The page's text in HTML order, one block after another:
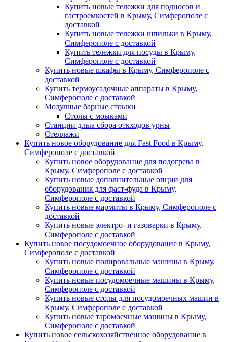
Купить новые тележки для подносов и
гастроемкостей в Крыму, Симферополе с
доставкой
Купить новые тележки шпильки в Крыму,
Симферополе с доставкой
Купить тележки для посуды в Крыму,
Симферополе с доставкой
Купить новые шкафы в Крыму, Симферополе с
доставкой
Купить термоусадочные аппараты в Крыму,
Симферополе с доставкой
Модулные барные стоыки
Столы с моыками
Станции длыа сбора откходов урны
Стеллажи
Купить новое оборудование для Fast Food в Крыму,
Симферополе с доставкой
Купить новое оборудование для подогрева в
Крыму, Симферополе с доставкой
Купить новые дополнительные опции для
оборудования для фаст-фуда в Крыму,
Симферополе с доставкой
Купить новые мармиты в Крыму, Симферополе с
доставкой
Купить новые электро- и газоварки в Крыму,
Симферополе с доставкой
Купить новое посудомоечное оборудование в Крыму,
Симферополе с доставкой
Купить новые полировальные машины в Крыму,
Симферополе с доставкой
Купить новые посудомоечные машины в Крыму,
Симферополе с доставкой
Купить новые столы для посудомоечных машин в
Крыму, Симферополе с доставкой
Купить новые таромоечные машины в Крыму,
Симферополе с доставкой
Купить новое сельскохозяйственное оборудование в